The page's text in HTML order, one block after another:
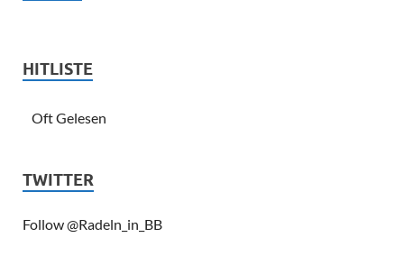
HITLISTE
Oft Gelesen
TWITTER
Follow @Radeln_in_BB